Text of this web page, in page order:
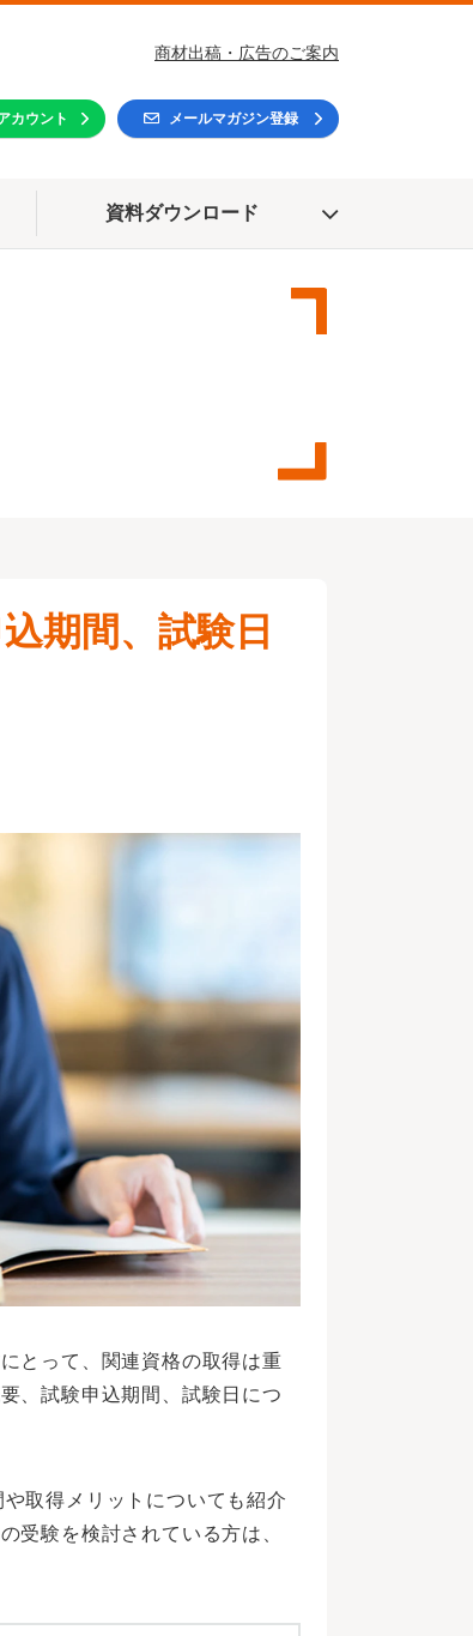
商材出稿・広告のご案内
カウント メールマガジン登録
資料ダウンロード
期間、試験日
とって、関連資格の取得は重
、試験申込期間、試験日につ
取得メリットについても紹介
受験を検討されている方は、